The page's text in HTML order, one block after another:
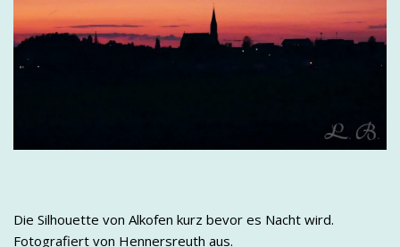
Die Silhouette von Alkofen kurz bevor es Nacht wird.
Fotografiert von Hennersreuth aus.